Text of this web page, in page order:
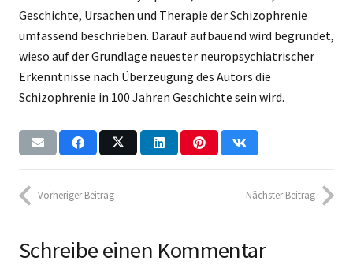
Geschichte, Ursachen und Therapie der Schizophrenie
umfassend beschrieben. Darauf aufbauend wird begründet,
wieso auf der Grundlage neuester neuropsychiatrischer
Erkenntnisse nach Überzeugung des Autors die
Schizophrenie in 100 Jahren Geschichte sein wird.
Vorheriger Beitrag Nächster Beitrag
Schreibe einen Kommentar